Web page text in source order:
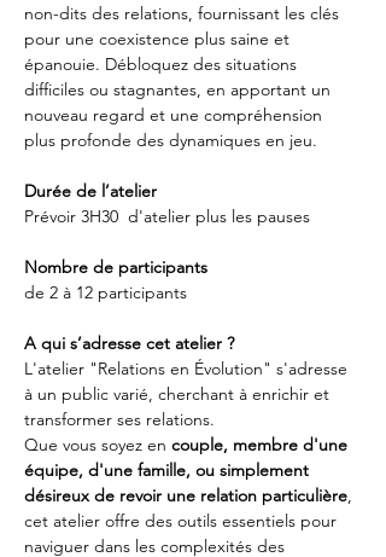
non-dits des relations, fournissant les clés
pour une coexistence plus saine et
épanouie. Débloquez des situations
difficiles ou stagnantes, en apportant un
nouveau regard et une compréhension
plus profonde des dynamiques en jeu.
Durée de l’atelier
Prévoir 3H30  d'atelier plus les pauses
Nombre de participants
de 2 à 12 participants
A qui s’adresse cet atelier ?
L'atelier "Relations en Évolution" s'adresse
à un public varié, cherchant à enrichir et
transformer ses relations.
Que vous soyez en couple, membre d'une
équipe, d'une famille, ou simplement
désireux de revoir une relation particulière,
cet atelier offre des outils essentiels pour
naviguer dans les complexités des